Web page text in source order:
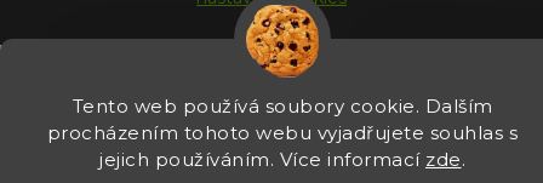
Tento web používá soubory cookie. Dalším
procházením tohoto webu vyjadřujete souhlas s
jejich používáním. Více informací zde.